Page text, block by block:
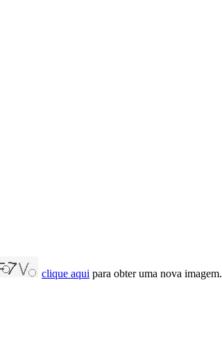
clique aqui para obter uma nova imagem.